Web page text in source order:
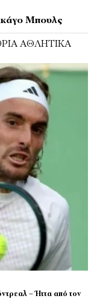
Μπουλς
ΑΘΛΗΤΙΚΆ
– Ήττα από τον